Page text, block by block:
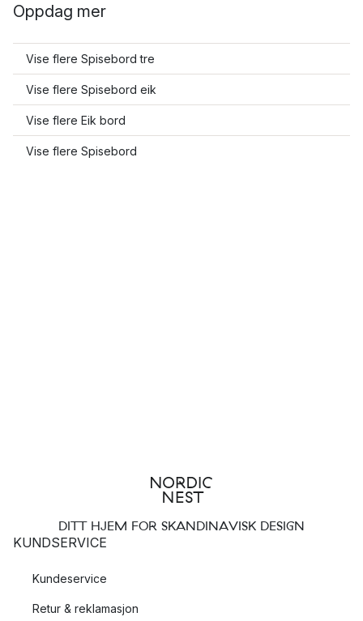
Oppdag mer
Vise flere Spisebord tre
Vise flere Spisebord eik
Vise flere Eik bord
Vise flere Spisebord
DITT HJEM FOR SKANDINAVISK DESIGN
KUNDSERVICE
Kundeservice
Retur & reklamasjon